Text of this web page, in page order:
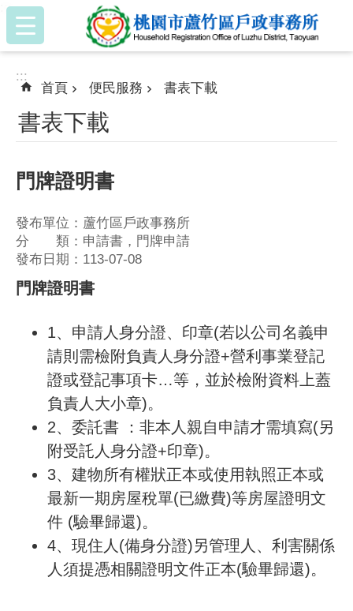
跳到主要內容區塊
:::
:::
首頁 便民服務 書表下載
書表下載
門牌證明書
發布單位：蘆竹區戶政事務所
分 類：申請書，門牌申請
發布日期：113-07-08
門牌證明書
1、申請人身分證、印章(若以公司名義申
請則需檢附負責人身分證+營利事業登記
證或登記事項卡…等，並於檢附資料上蓋
負責人大小章)。
2、委託書 ：非本人親自申請才需填寫(另
附受託人身分證+印章)。
3、建物所有權狀正本或使用執照正本或
最新一期房屋稅單(已繳費)等房屋證明文
件 (驗畢歸還)。
4、現住人(備身分證)另管理人、利害關係
人須提憑相關證明文件正本(驗畢歸還)。